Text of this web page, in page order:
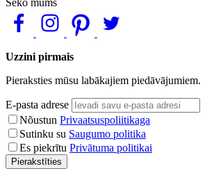
Seko mums
Uzzini pirmais
Pieraksties mūsu labākajiem piedāvājumiem.
E-pasta adrese
Nõustun Privaatsuspoliitikaga
Sutinku su Saugumo politika
Es piekrītu Privātuma politikai
Pierakstīties